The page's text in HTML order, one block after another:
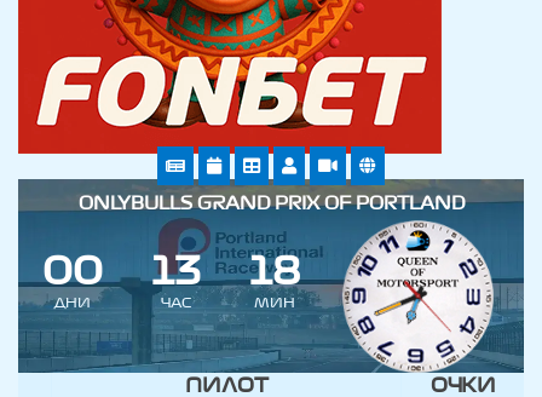
ONLYBULLS GRAND PRIX OF PORTLAND
00
ДНИ
13
ЧАС
18
МИН
ПИЛОТ ОЧКИ